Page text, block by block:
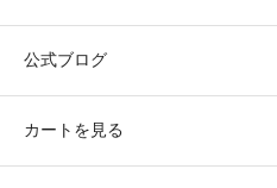
公式ブログ
カートを見る